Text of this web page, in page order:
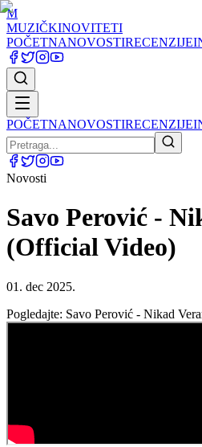
M
MUZIČKINOVITETI
POČETNANOVOSTIRECENZIJE
POČETNANOVOSTIRECENZIJE
Novosti
Savo Perović -
(Official Video)
01. dec 2025.
Pogledajte: Savo Perović - Nikad